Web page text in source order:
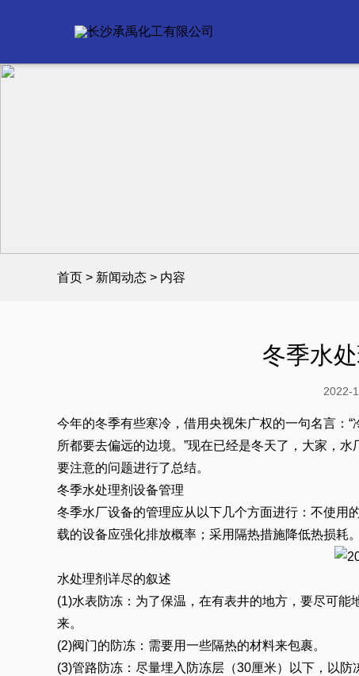
首页 > 新闻动态 > 内容
冬季水
2022-
今年的冬季有些寒冷，借用央视朱广权的一句名言：
所都要去偏远的边境。”现在已经是冬天了，大家，
要注意的问题进行了总结。
冬季水处理剂 设备管理
冬季水厂设备的管理应从以下几个方面进行：不使用
载的设备应强化排放概率；采用隔热措施降低热损耗。
水处理剂详尽的叙述
(1)水表防冻：为了保温，在有表井的地方，要尽可
来。
(2)阀门的防冻：需要用一些隔热的材料来包裹。
(3)管路防冻：尽量埋入防冻层（30厘米）以下，以